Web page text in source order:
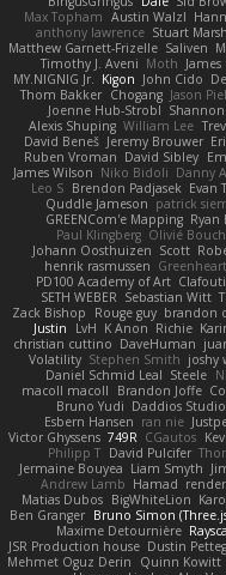
Max Topham Austin Walzl
anthony lawrence Stuart Marsh
Matthew Garnett-Frizelle Saliven
Timothy J. Aveni Moth
MY.NIGNIG Jr.
Kigon John Cido
Thom Bakker Chogang Jason
Joenne Hub-Strobl Shannon
Alexis Shuping William Lee
David Beneš Jeremy Brouwer
Ruben Vroman David Sibley
James Wilson Niko Bidoli Danny
Leo S Brendon Padjasek Evan
Quddle Jameson patrick
GREENCom'e Mapping Ryan
Paul Klingberg Olivié
Johann Oosthuizen Scott
henrik rasmussen Greenheart
PD100 Academy of Art
SETH WEBER Sebastian Witt
Zack Bishop
Rouge guy brandon
Justin
LvH K Anon Richie
christian cuttino DaveHuman
Volatility Stephen Smith joshy
Daniel Schmid Leal Steele
macoll macoll
Brandon Joffe
Bruno Yudi Daddios
Esbern Hansen ran nie
Victor Ghyssens 749R CGautos
Philipp T David Pulcifer
Jermaine Bouyea Liam Smyth
Andrew Lamb Hamad
Matias Dubos BigWhiteLion
Ben Granger Bruno Simon
Maxime Detournière
JSR Production house Dustin
Mehmet Oguz Derin
Quinn Kowitt